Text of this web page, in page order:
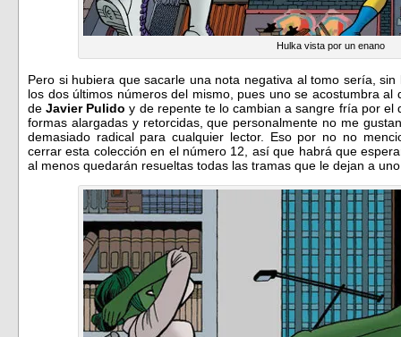
Hulka vista por un enano
Pero si hubiera que sacarle una nota negativa al tomo sería,
los dos últimos números del mismo, pues uno se acostumbra
de Javier Pulido y de repente te lo cambian a sangre fría por el
formas alargadas y retorcidas, que personalmente no me
demasiado radical para cualquier lector. Eso por no no
cerrar esta colección en el número 12, así que habrá que
al menos quedarán resueltas todas las tramas que le dejan a